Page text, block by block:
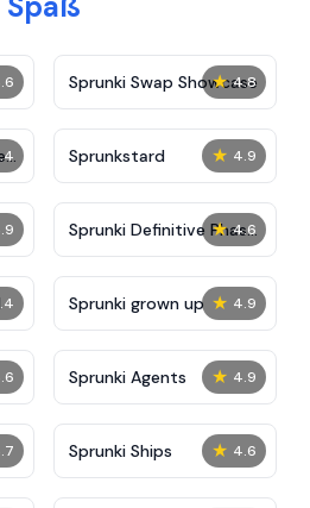
★ 4.8
Sprunki Swap Showcase
★ 4.9
Sprunkstard
★ 4.6
Sprunki Definitive Phase
7
★ 4.9
Sprunki grown up
★ 4.9
Sprunki Agents
★ 4.6
Sprunki Ships